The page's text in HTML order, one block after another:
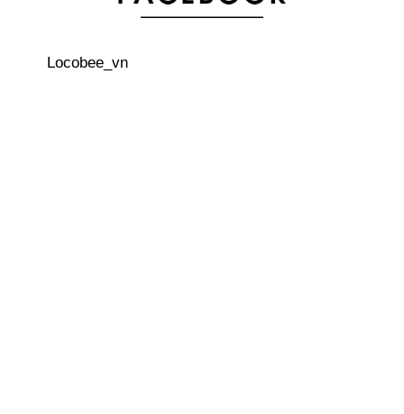
tuyệt đẹp năm 2018
Locobee_vn